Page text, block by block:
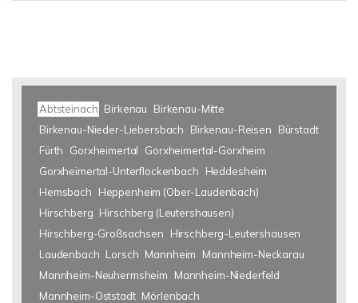
Abtsteinach Birkenau
Birkenau-Mitte
Birkenau-Nieder-Liebersbach
Birkenau-Reisen
Bürstadt
Fürth
Gorxheimertal
Gorxheimertal-Gorxheim
Gorxheimertal-Unterflockenbach
Heddesheim
Hemsbach
Heppenheim (Ober-Laudenbach)
Hirschberg Hirschberg (Leutershausen)
Hirschberg-Großsachsen
Hirschberg-Leutershausen
Laudenbach Lorsch Mannheim
Mannheim-Neckarau
Mannheim-Neuhermsheim
Mannheim-Niederfeld
Mannheim-Oststadt Mörlenbach